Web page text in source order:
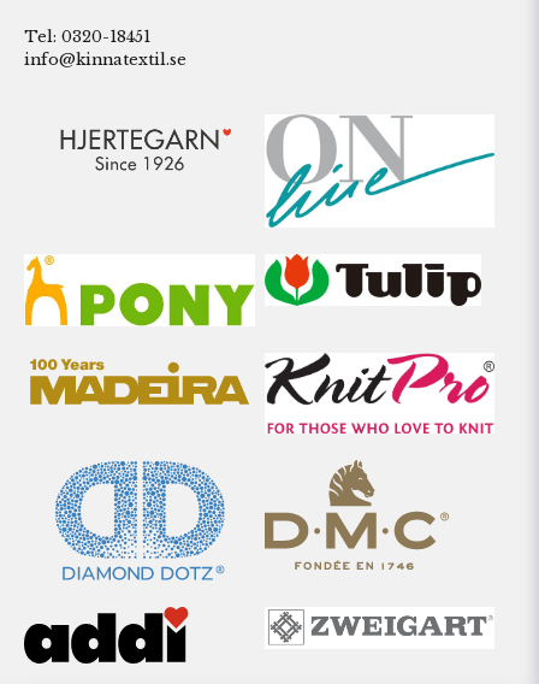
Tel: 0320-18451
info@kinnatextil.se